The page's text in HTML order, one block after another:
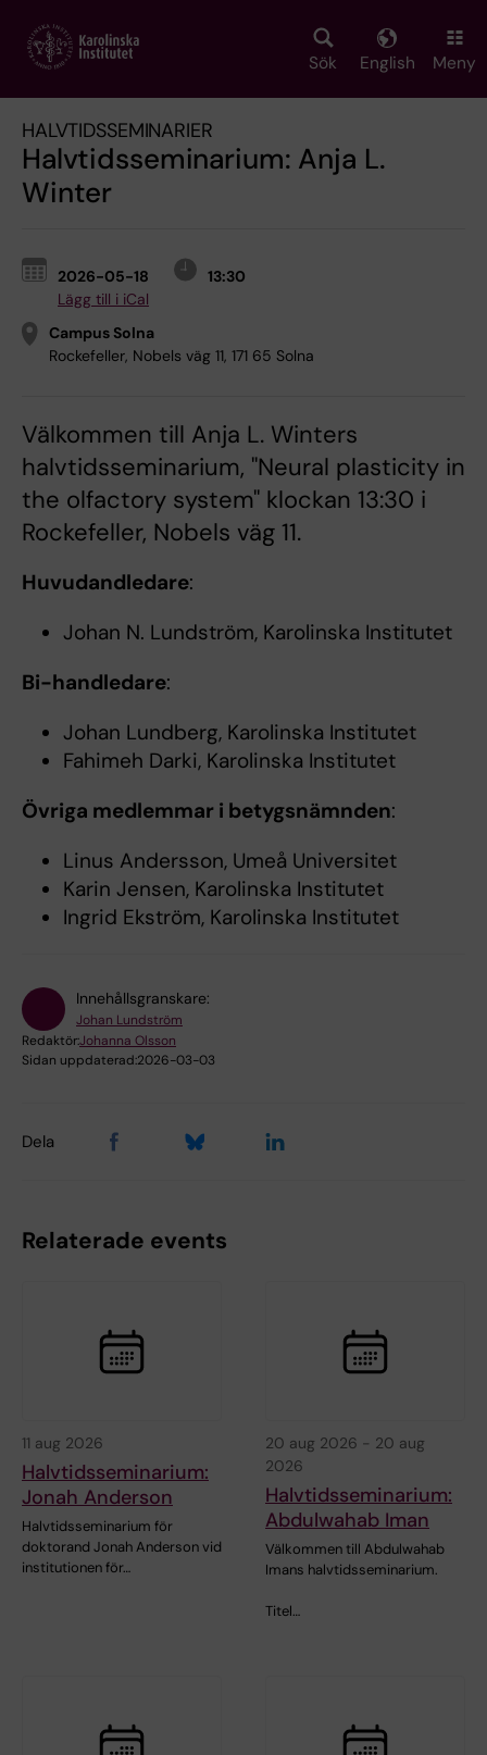
main
Sök English Meny
HALVTIDSSEMINARIER
Halvtidsseminarium: Anja L.
Winter
2026-05-18
13:30
Lägg till i iCal
Campus Solna
Rockefeller, Nobels väg 11, 171 65 Solna
Välkommen till Anja L. Winters
halvtidsseminarium, "Neural plasticity in
the olfactory system" klockan 13:30 i
Rockefeller, Nobels väg 11.
Huvudandledare:
Johan N. Lundström, Karolinska Institutet
Bi-handledare:
Johan Lundberg, Karolinska Institutet
Fahimeh Darki, Karolinska Institutet
Övriga medlemmar i betygsnämnden:
Linus Andersson, Umeå Universitet
Karin Jensen, Karolinska Institutet
Ingrid Ekström, Karolinska Institutet
Innehållsgranskare:
Johan Lundström
Redaktör:Johanna Olsson
Sidan uppdaterad:2026-03-03
Dela
Relaterade events
11 aug 2026
Halvtidsseminarium:
Jonah Anderson
Halvtidsseminarium för
doktorand Jonah Anderson vid
institutionen för…
20 aug 2026 - 20 aug
2026
Halvtidsseminarium:
Abdulwahab Iman
Välkommen till Abdulwahab
Imans halvtidsseminarium.
Titel…